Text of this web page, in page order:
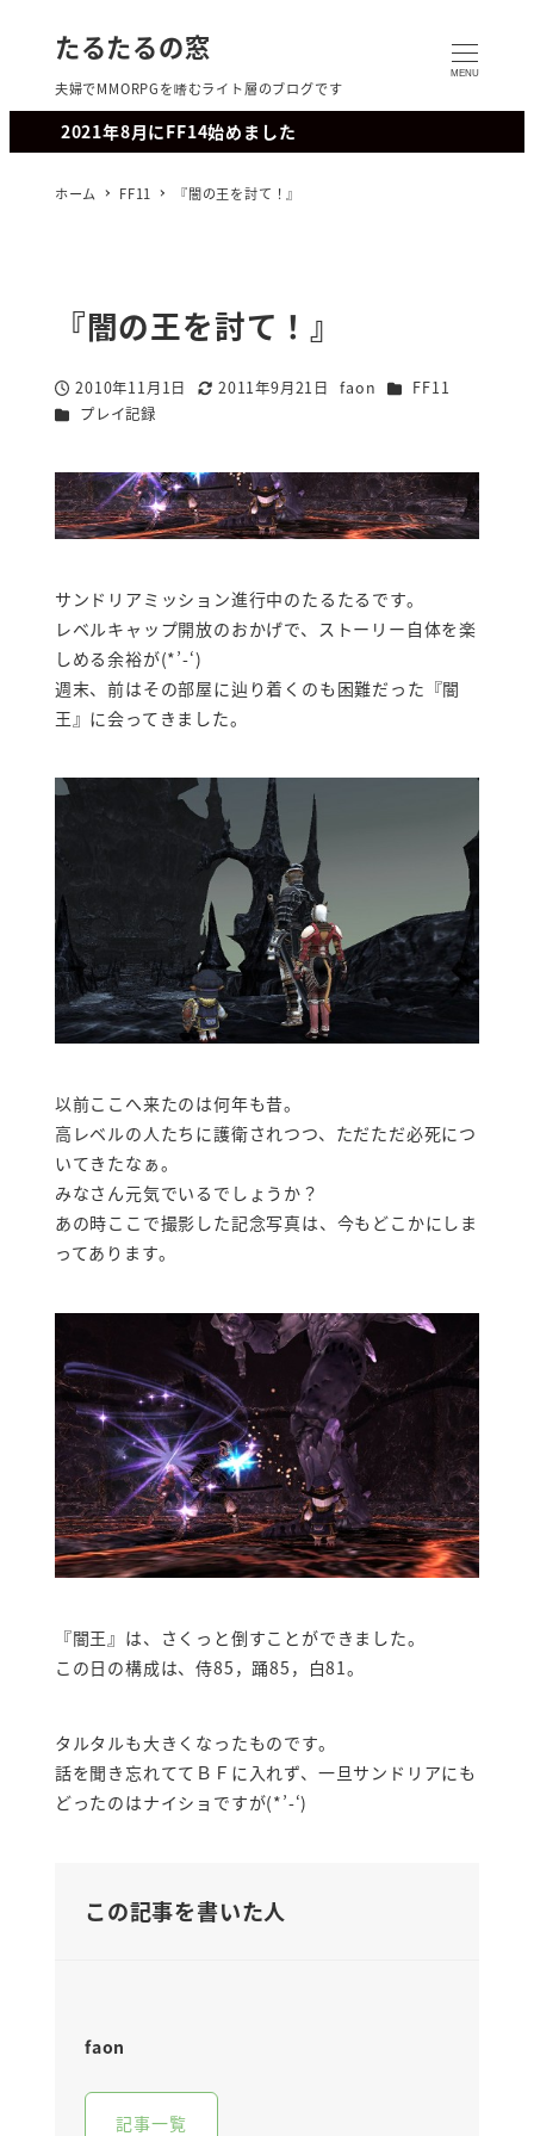
たるたるの窓
夫婦でMMORPGを嗜むライト層のブログです
MENU
2021年8月にFF14始めました
ホーム FF11 『闇の王を討て！』
『闇の王を討て！』
投稿日
2010年11月1日
更新日
2011年9月21日
著
faon カテゴリー
FF11
カテゴリー
プレイ記録
サンドリアミッション進行中のたるたるです。
レベルキャップ開放のおかげで、ストーリー自体を楽
しめる余裕が(*’-‘)
週末、前はその部屋に辿り着くのも困難だった『闇
王』に会ってきました。
以前ここへ来たのは何年も昔。
高レベルの人たちに護衛されつつ、ただただ必死につ
いてきたなぁ。
みなさん元気でいるでしょうか？
あの時ここで撮影した記念写真は、今もどこかにしま
ってあります。
『闇王』は、さくっと倒すことができました。
この日の構成は、侍85，踊85，白81。
タルタルも大きくなったものです。
話を聞き忘れててＢＦに入れず、一旦サンドリアにも
どったのはナイショですが(*’-‘)
この記事を書いた人
faon
記事一覧